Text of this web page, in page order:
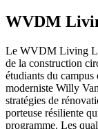
WVDM
Le WVDM Living
de la construction
étudiants du
moderniste Willy
stratégies de
porteuse résiliente
programme. Les